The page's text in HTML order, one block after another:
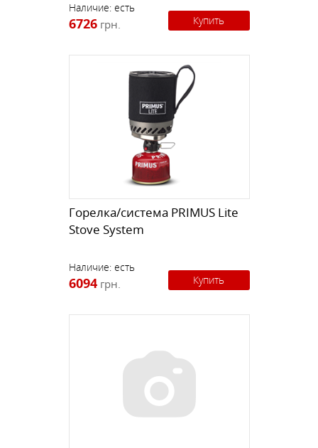
Наличие: есть
6726 грн. Купить
Горелка/система PRIMUS Lite
Stove System
Наличие: есть
6094 грн. Купить